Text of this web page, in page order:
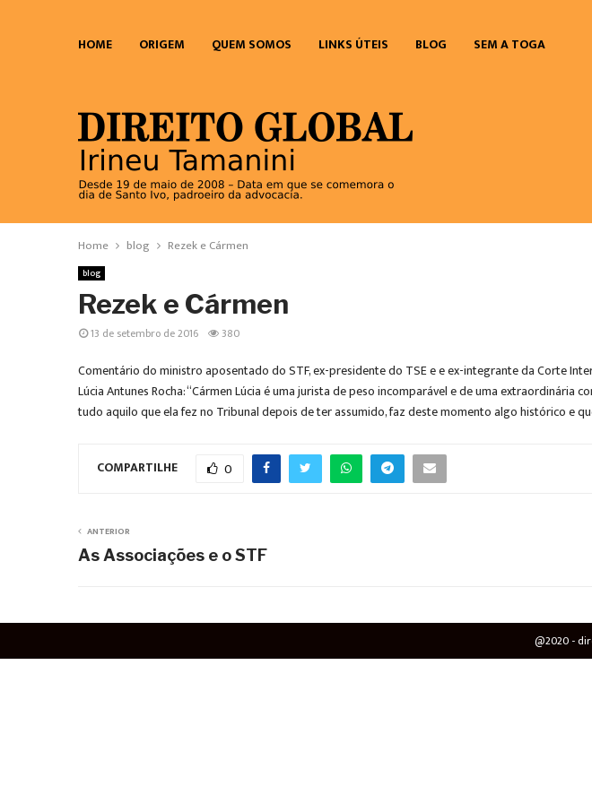
HOME ORIGEM QUEM SOMOS LINKS ÚTEIS BLOG SEM A TOGA
Home blog Rezek e Cármen
blog
Rezek e Cármen
13 de setembro de 2016 380
Comentário do ministro aposentado do STF, ex-presidente do TSE e e ex-integrante da Corte
Lúcia Antunes Rocha: “Cármen Lúcia é uma jurista de peso incomparável e de uma
tudo aquilo que ela fez no Tribunal depois de ter assumido, faz deste momento algo histórico e
COMPARTILHE 0
ANTERIOR
As Associações e o STF
@2020 -